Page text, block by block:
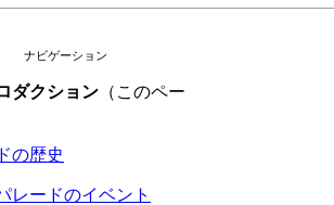
ナビゲーション
ダクション （このペー
の歴史
レードのイベント